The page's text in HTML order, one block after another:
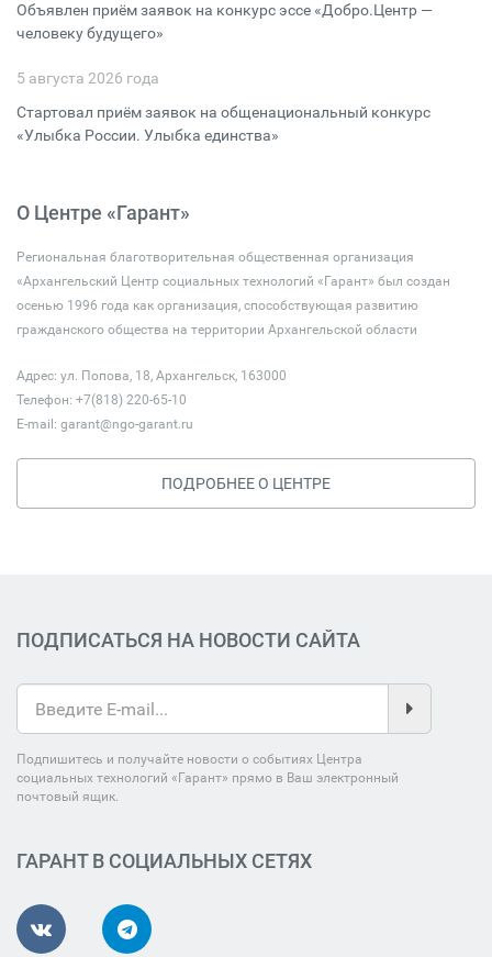
Объявлен приём заявок на конкурс эссе «Добро.Центр —
человеку будущего»
5 августа 2026 года
Стартовал приём заявок на общенациональный конкурс
«Улыбка России. Улыбка единства»
О Центре «Гарант»
Региональная благотворительная общественная организация
«Архангельский Центр социальных технологий «Гарант» был создан
осенью 1996 года как организация, способствующая развитию
гражданского общества на территории Архангельской области
Адрес: ул. Попова, 18, Архангельск, 163000
Телефон: +7(818) 220-65-10
E-mail: garant@ngo-garant.ru
ПОДРОБНЕЕ О ЦЕНТРЕ
ПОДПИСАТЬСЯ НА НОВОСТИ САЙТА
Подпишитесь и получайте новости о событиях Центра
социальных технологий «Гарант» прямо в Ваш электронный
почтовый ящик.
ГАРАНТ В СОЦИАЛЬНЫХ СЕТЯХ